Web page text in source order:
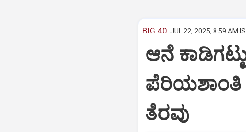
BIG 40 JUL 22, 2025, 8:59 AM
ಆನೆ
ಪೆರಿಯಶಾಂತಿ
ತೆರವು